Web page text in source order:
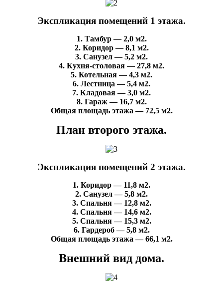
Экспликация помещений 1 этажа.
1. Тамбур — 2,0 м2.
2. Коридор — 8,1 м2.
3. Санузел — 5,2 м2.
4. Кухня-столовая — 27,8 м2.
5. Котельная — 4,3 м2.
6. Лестница — 5,4 м2.
7. Кладовая — 3,0 м2.
8. Гараж — 16,7 м2.
Общая площадь этажа — 72,5 м2.
План второго этажа.
Экспликация помещений 2 этажа.
1. Коридор — 11,8 м2.
2. Санузел — 5,8 м2.
3. Спальня — 12,8 м2.
4. Спальня — 14,6 м2.
5. Спальня — 15,3 м2.
6. Гардероб — 5,8 м2.
Общая площадь этажа — 66,1 м2.
Внешний вид дома.